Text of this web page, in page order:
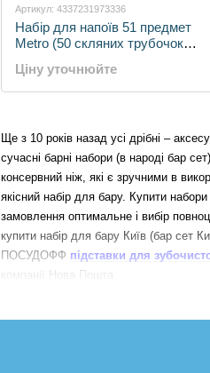
Ще з 10 років назад усі дрібні –
сучасні барні набори (в народі бар
консервний ніж, які є зручними в
якісний набір для бару. Купити
замовлення оптимальне і вибір
купити набір для бару Київ (бар сет
ПОСУДОФФ підставки для
компанії Нова Пошта.
Артикул: 4337231973336
Набір для напоїв 51 предмет
Metro (50 скляних трубочок
Ціну уточнюйте